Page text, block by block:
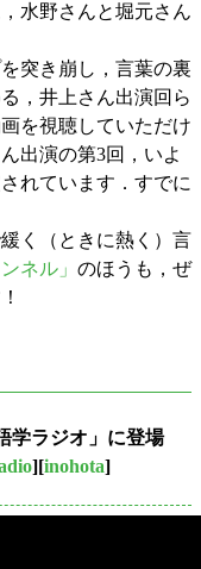
水野さんと堀元さん
突き崩し，言葉の裏
，井上さん出演回ら
を視聴していただけ
出演の第3回，いよ
れています．すでに
く（ときに熱く）言
ネル」 のほうも，ぜ
学ラジオ」に登場
][inohota]